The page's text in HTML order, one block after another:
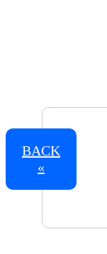
BACK
«